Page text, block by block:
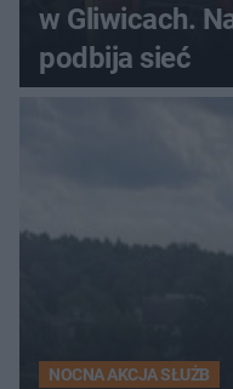
w Gliwicach.
podbija sieć
NOCNA AKCJA SŁUŻB